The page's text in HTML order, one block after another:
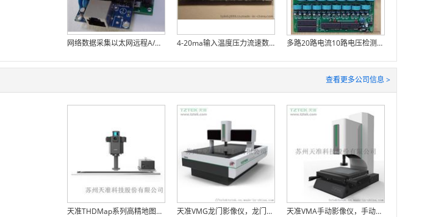
网络数据采集以太网远程A/D模数转换板卡 4-20ma输入温度压力流速数码显示屏数显表头 多路20路电流10路电压检测测量板模块
查看更多公司信息 >
天准THDMap系列高精地图采集设备 天准VMG龙门影像仪，龙门桥式、大有作为 天准VMA手动影像仪，手动操作、简单易用